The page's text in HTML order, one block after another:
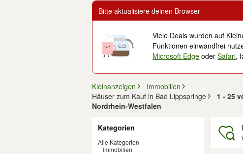
Bitte aktualisiere deinen Browser
Viele Deals wurden auf
Funktionen einwandfrei
Microsoft Edge oderSafari,
Kleinanzeigen
Immobilien
Häuser zum Kauf in Bad Lippspringe
1 - 25
Nordrhein-Westfalen
Kategorien
Alle Kategorien
Immobilien